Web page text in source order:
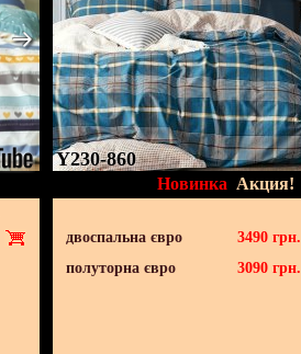
Y230-860
Новинка Акция!
двоспальна євро 3490 грн.
полуторна євро 3090 грн.